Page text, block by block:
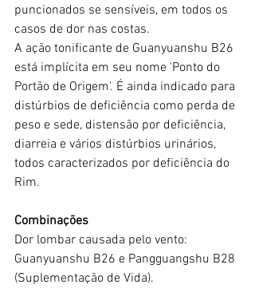
puncionados se sensíveis, em todos os
casos de dor nas costas.
A ação tonificante de Guanyuanshu B26
está implícita em seu nome 'Ponto do
Portão de Origem'. É ainda indicado para
distúrbios de deficiência como perda de
peso e sede, distensão por deficiência,
diarreia e vários distúrbios urinários,
todos caracterizados por deficiência do
Rim.
Combinações
Dor lombar causada pelo vento:
Guanyuanshu B26 e Pangguangshu B28
(Suplementação de Vida).